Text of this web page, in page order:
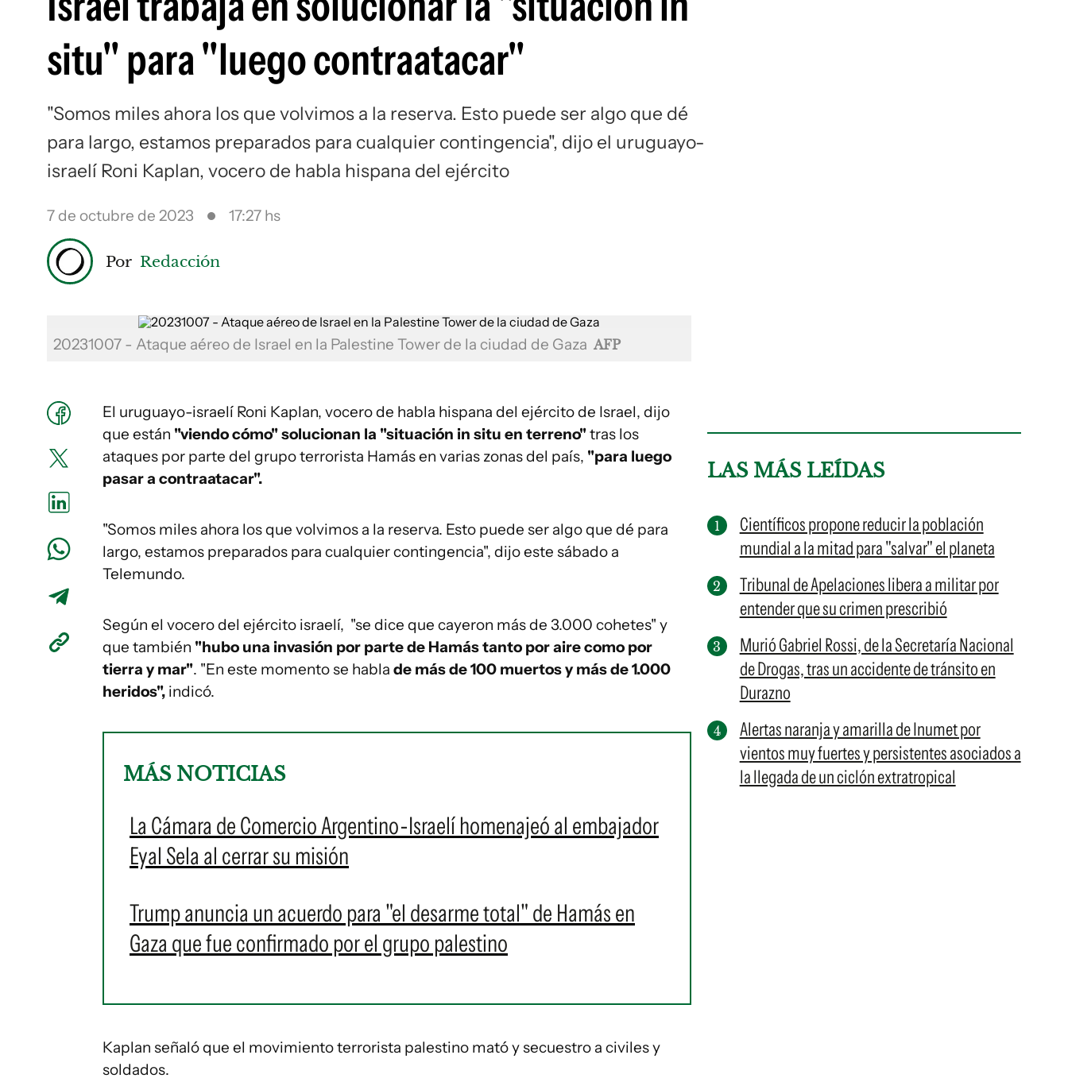
situ" para "luego contraatacar"
"Somos miles ahora los que volvimos a la reserva. Esto puede ser algo que dé
para largo, estamos preparados para cualquier contingencia", dijo el uruguayo-
israelí Roni Kaplan, vocero de habla hispana del ejército
7 de octubre de 2023 17:27 hs
Por Redacción
20231007 - Ataque aéreo de Israel en la Palestine Tower de la ciudad de Gaza AFP
El uruguayo-israelí Roni Kaplan, vocero de habla hispana del ejército de Israel, dijo
que están "viendo cómo" solucionan la "situación in situ en terreno"tras los
ataques por parte del grupo terrorista Hamás en varias zonas del país, "para luego
pasar a contraatacar".
"Somos miles ahora los que volvimos a la reserva. Esto puede ser algo que dé para
largo, estamos preparados para cualquier contingencia", dijo este sábado a
Telemundo.
Según el vocero del ejército israelí, "se dice que cayeron más de 3.000 cohetes" y
que también "hubo una invasión por parte de Hamás tanto por aire como por
tierra y mar". "En este momento se habla de más de 100 muertos y más de 1.000
heridos", indicó.
MÁS NOTICIAS
La Cámara de Comercio Argentino-Israelí homenajeó al embajador
Eyal Sela al cerrar su misión
Trump anuncia un acuerdo para "el desarme total" de Hamás en
Gaza que fue confirmado por el grupo palestino
Kaplan señaló que el movimiento terrorista palestino mató y secuestro a civiles y
soldados.
LAS MÁS LEÍDAS
Científicos propone reducir la población
mundial a la mitad para "salvar" el planeta
Tribunal de Apelaciones libera a militar por
entender que su crimen prescribió
Murió Gabriel Rossi, de la Secretaría Nacional
de Drogas, tras un accidente de tránsito en
Durazno
Alertas naranja y amarilla de Inumet por
vientos muy fuertes y persistentes asociados a
la llegada de un ciclón extratropical